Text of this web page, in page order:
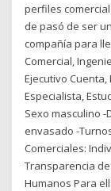
perfiles
de pasó de ser
compañía para
Comercial,
Ejecutivo Cuenta,
Especialista,
Sexo masculino -
envasado -
Comerciales:
Transparencia
Humanos Para